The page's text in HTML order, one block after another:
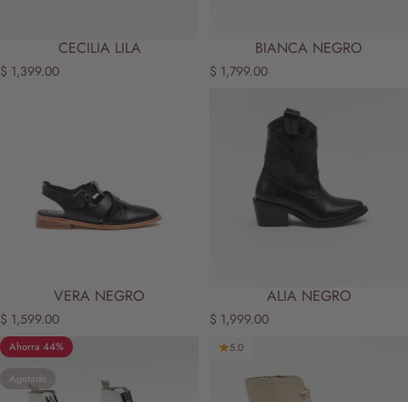
CECILIA LILA
$ 1,399.00
BIANCA NEGRO
$ 1,799.00
VERA NEGRO
$ 1,599.00
ALIA NEGRO
$ 1,999.00
Ahorra 44%
Agotado
5.0